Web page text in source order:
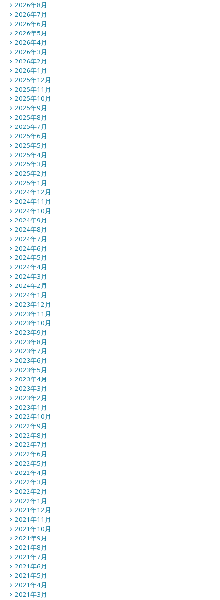
2026年8月
2026年7月
2026年6月
2026年5月
2026年4月
2026年3月
2026年2月
2026年1月
2025年12月
2025年11月
2025年10月
2025年9月
2025年8月
2025年7月
2025年6月
2025年5月
2025年4月
2025年3月
2025年2月
2025年1月
2024年12月
2024年11月
2024年10月
2024年9月
2024年8月
2024年7月
2024年6月
2024年5月
2024年4月
2024年3月
2024年2月
2024年1月
2023年12月
2023年11月
2023年10月
2023年9月
2023年8月
2023年7月
2023年6月
2023年5月
2023年4月
2023年3月
2023年2月
2023年1月
2022年10月
2022年9月
2022年8月
2022年7月
2022年6月
2022年5月
2022年4月
2022年3月
2022年2月
2022年1月
2021年12月
2021年11月
2021年10月
2021年9月
2021年8月
2021年7月
2021年6月
2021年5月
2021年4月
2021年3月